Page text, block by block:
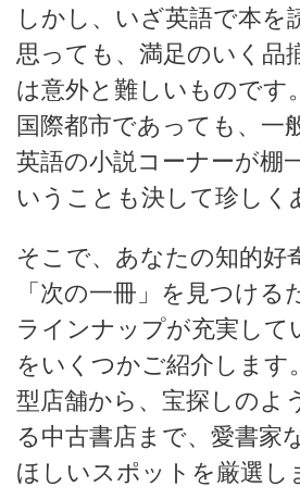
しかし、いざ英語で本を
思っても、満足のいく品
は意外と難しいものです
国際都市であっても、一
英語の小説コーナーが棚
いうことも決して珍しく
そこで、あなたの知的好
「次の一冊」を見つける
ラインナップが充実して
をいくつかご紹介します
型店舗から、宝探しのよ
る中古書店まで、愛書家
ほしいスポットを厳選し